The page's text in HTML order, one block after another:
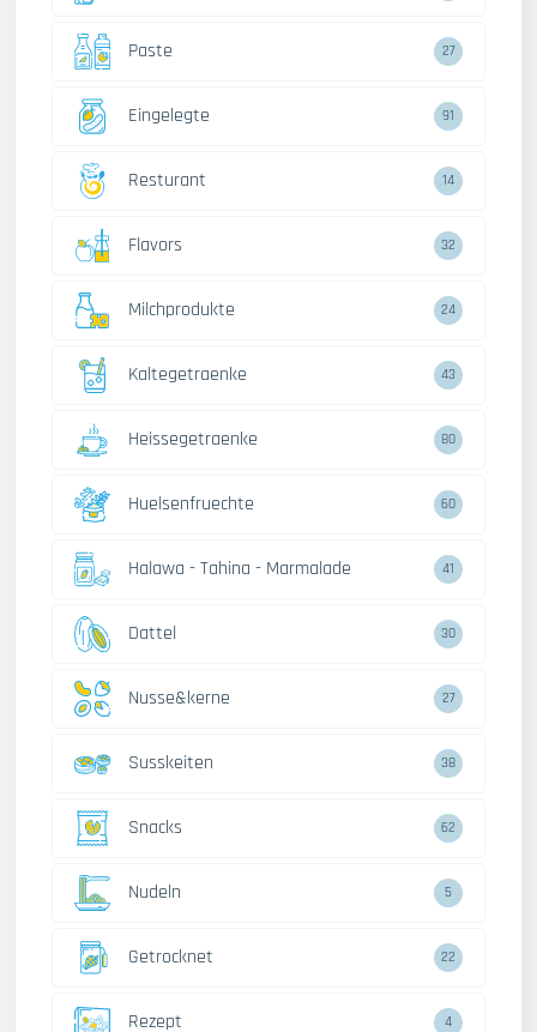
Paste 27
Eingelegte 91
Resturant 14
Flavors 32
Milchprodukte 24
Kaltegetraenke 43
Heissegetraenke 80
Huelsenfruechte 60
Halawa - Tahina - Marmalade 41
Dattel 30
Nusse&kerne 27
Susskeiten 38
Snacks 62
Nudeln 5
Getrocknet 22
Rezept 4